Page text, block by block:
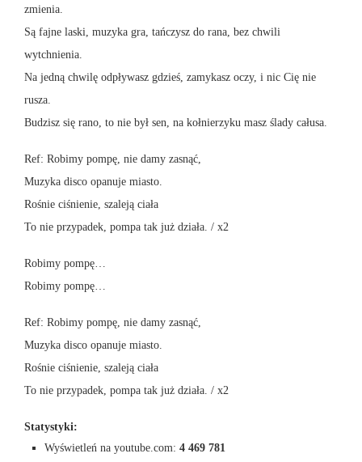
zmienia.
Są fajne laski, muzyka gra, tańczysz do rana, bez chwili
wytchnienia.
Na jedną chwilę odpływasz gdzieś, zamykasz oczy, i nic Cię nie
rusza.
Budzisz się rano, to nie był sen, na kołnierzyku masz ślady całusa.
Ref: Robimy pompę, nie damy zasnąć,
Muzyka disco opanuje miasto.
Rośnie ciśnienie, szaleją ciała
To nie przypadek, pompa tak już działa. / x2
Robimy pompę…
Robimy pompę…
Ref: Robimy pompę, nie damy zasnąć,
Muzyka disco opanuje miasto.
Rośnie ciśnienie, szaleją ciała
To nie przypadek, pompa tak już działa. / x2
Statystyki:
Wyświetleń na youtube.com: 4 469 781